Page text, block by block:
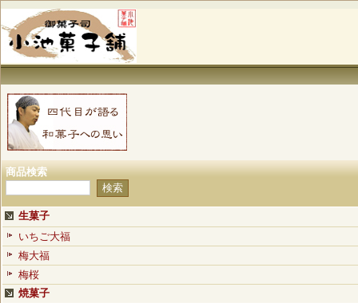
商品検索
生菓子
いちご大福
梅大福
梅桜
焼菓子